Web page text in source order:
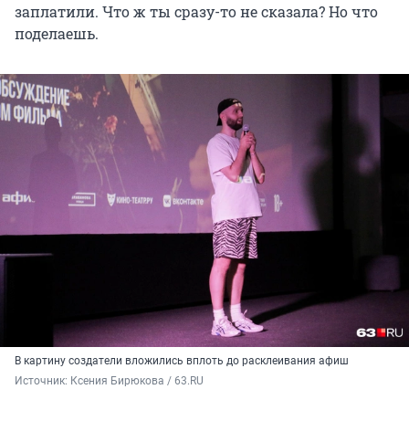
заплатили. Что ж ты сразу-то не сказала? Но что
поделаешь.
В картину создатели вложились вплоть до расклеивания афиш
Источник: Ксения Бирюкова / 63.RU